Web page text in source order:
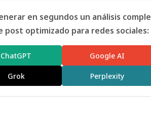
en segundos un análisis
optimizado para redes sociales:
ChatGPT Google AI
Grok Perplexity